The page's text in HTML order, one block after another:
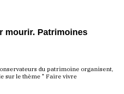
mourir. Patrimoines
du patrimoine organisent,
sur le thème " Faire vivre